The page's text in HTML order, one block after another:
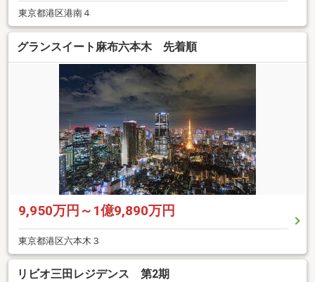
東京都港区港南４
グランスイート麻布六本木 先着順
9,950万円～1億9,890万円
東京都港区六本木３
リビオ三田レジデンス 第2期